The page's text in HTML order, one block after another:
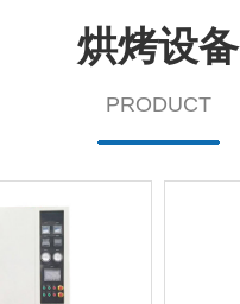
烘烤设备
PRODUCT